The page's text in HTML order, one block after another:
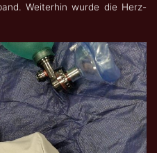
Weiterhin wurde die Herz-